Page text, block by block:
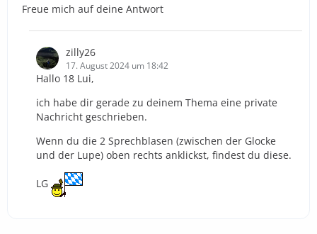
Freue mich auf deine Antwort
zilly26
17. August 2024 um 18:42
Hallo 18 Lui,
ich habe dir gerade zu deinem Thema eine private
Nachricht geschrieben.
Wenn du die 2 Sprechblasen (zwischen der Glocke
und der Lupe) oben rechts anklickst, findest du diese.
LG